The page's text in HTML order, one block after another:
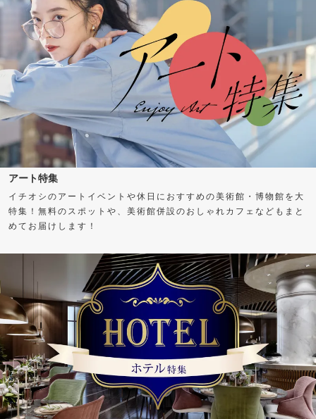
アート特集
イチオシのアートイベントや休日におすすめの美術館・博物館を大
特集！無料のスポットや、美術館併設のおしゃれカフェなどもまと
めてお届けします！